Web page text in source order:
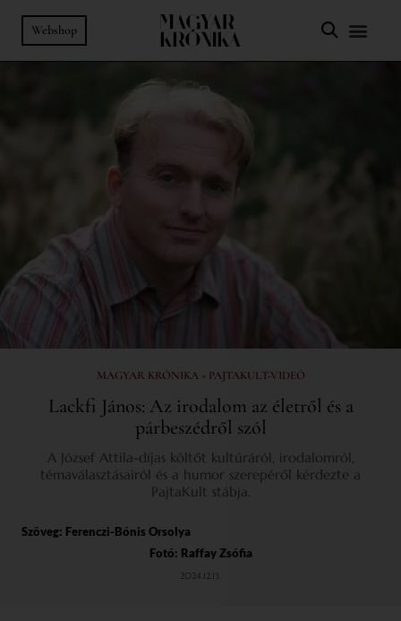
Webshop
MAGYAR KRÓNIKA × PAJTAKULT-VIDEÓ
Lackfi János: Az irodalom az életről és a
párbeszédről szól
A József Attila-díjas költőt kultúráról, irodalomról,
témaválasztásairól és a humor szerepéről kérdezte a
PajtaKult stábja.
Szöveg: Ferenczi-Bónis Orsolya
Fotó: Raffay Zsófia
2024.12.13.